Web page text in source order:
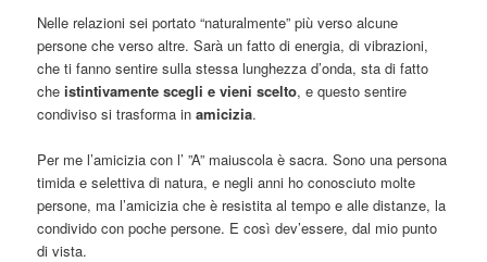
Nelle relazioni sei portato “naturalmente” più verso alcune
persone che verso altre. Sarà un fatto di energia, di vibrazioni,
che ti fanno sentire sulla stessa lunghezza d’onda, sta di fatto
cheistintivamente scegli e vieni scelto, e questo sentire
condiviso si trasforma inamicizia.
Per me l’amicizia con l’ ”A” maiuscola è sacra. Sono una persona
timida e selettiva di natura, e negli anni ho conosciuto molte
persone, ma l’amicizia che è resistita al tempo e alle distanze, la
condivido con poche persone. E così dev’essere, dal mio punto
di vista.